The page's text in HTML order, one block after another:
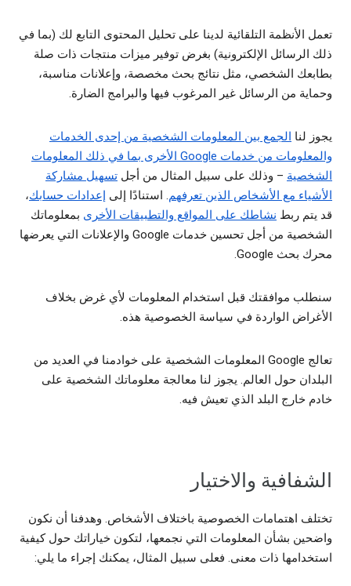
تعمل الأنظمة التلقائية لدينا على تحليل المحتوى التابع لك (بما في
ذلك الرسائل الإلكترونية) بغرض توفير ميزات منتجات ذات صلة
بطابعك الشخصي، مثل نتائج بحث مخصصة، وإعلانات مناسبة،
وحماية من الرسائل غير المرغوب فيها والبرامج الضارة.
يجوز لنا الجمع بين المعلومات الشخصية من إحدى الخدمات
والمعلومات من خدمات Google الأخرى بما في ذلك المعلومات
الشخصية – وذلك على سبيل المثال من أجل تسهيل مشاركة
الأشياء مع الأشخاص الذين تعرفهم. استنادًا إلى إعدادات حسابك،
قد يتم ربط نشاطك على المواقع والتطبيقات الأخرى بمعلوماتك
الشخصية من أجل تحسين خدمات Google والإعلانات التي يعرضها
محرك بحث Google.
سنطلب موافقتك قبل استخدام المعلومات لأي غرض بخلاف
الأغراض الواردة في سياسة الخصوصية هذه.
تعالج Google المعلومات الشخصية على خوادمنا في العديد من
البلدان حول العالم. يجوز لنا معالجة معلوماتك الشخصية على
خادم خارج البلد الذي تعيش فيه.
الشفافية والاختيار
تختلف اهتمامات الخصوصية باختلاف الأشخاص. وهدفنا أن نكون
واضحين بشأن المعلومات التي نجمعها، لتكون خياراتك حول كيفية
استخدامها ذات معنى. فعلى سبيل المثال، يمكنك إجراء ما يلي: